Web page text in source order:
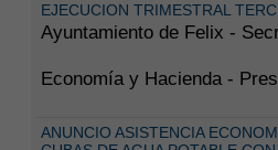
EJECUCION TRIMESTRAL
Ayuntamiento de Felix -
Economía y Hacienda -
ANUNCIO ASISTENCIA